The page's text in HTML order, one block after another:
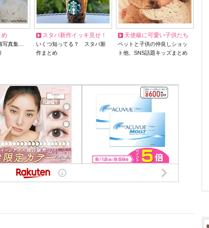
め
写真集…
スタバ新作イッキ見せ！
いくつ知ってる？ スタバ新
作まとめ
天使級に可愛い子供たち
ペットと子供の仲良しショッ
ト他、SNS話題キッズまとめ